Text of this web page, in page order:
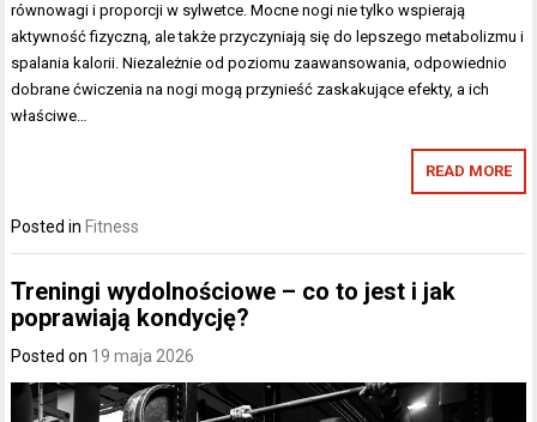
równowagi i proporcji w sylwetce. Mocne nogi nie tylko wspierają
aktywność fizyczną, ale także przyczyniają się do lepszego metabolizmu i
spalania kalorii. Niezależnie od poziomu zaawansowania, odpowiednio
dobrane ćwiczenia na nogi mogą przynieść zaskakujące efekty, a ich
właściwe…
READ MORE
Posted in Fitness
Treningi wydolnościowe – co to jest i jak
poprawiają kondycję?
Posted on 19 maja 2026